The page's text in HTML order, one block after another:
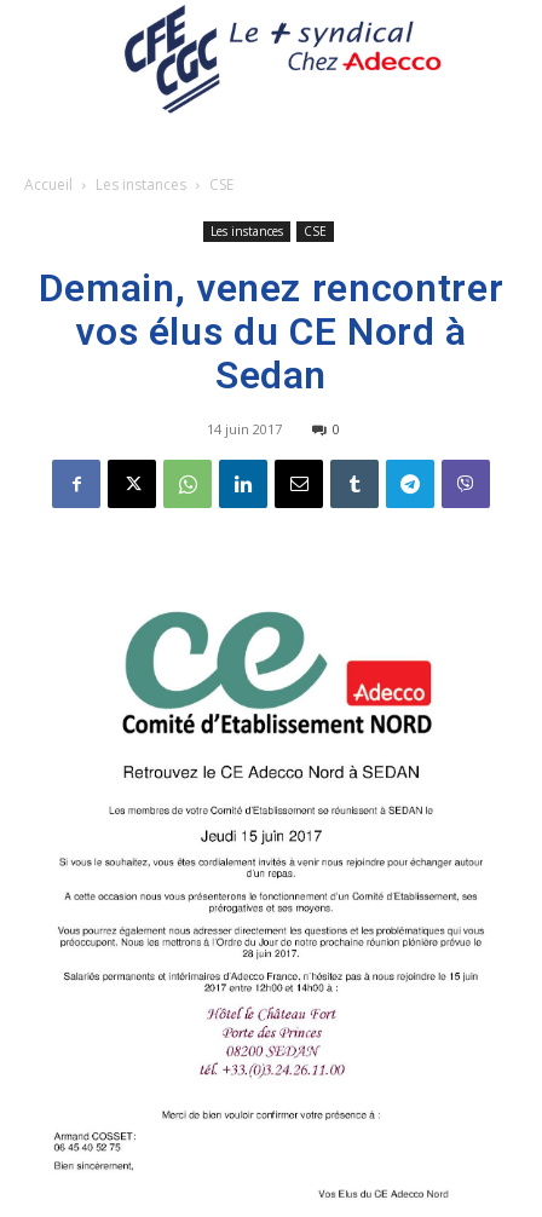
Accueil Les instances CSE
Les instances CSE
Demain, venez rencontrer
vos élus du CE Nord à
Sedan
14 juin 2017 0